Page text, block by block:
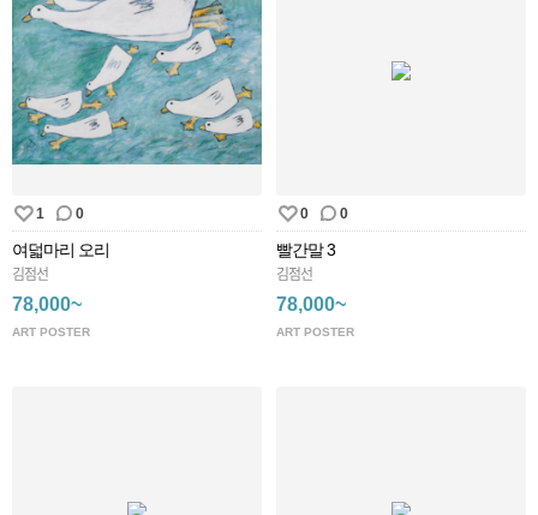
1 0
여덟마리 오리
김점선
78,000~
ART POSTER
0 0
빨간말 3
김점선
78,000~
ART POSTER